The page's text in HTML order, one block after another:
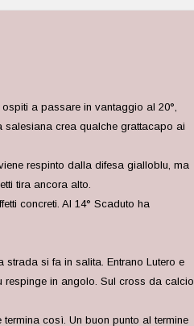
a passare in vantaggio al 20°,
crea qualche grattacapo ai
respinto dalla difesa gialloblu, ma
tira ancora alto.
concreti. Al 14° Scaduto ha
strada si fa in salita. Entrano Lutero e
in angolo. Sul cross da calcio
così. Un buon punto al termine